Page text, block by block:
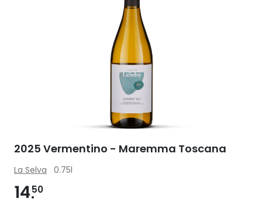
2025 Vermentino - Maremma Toscana
La Selva 0.75l
1450